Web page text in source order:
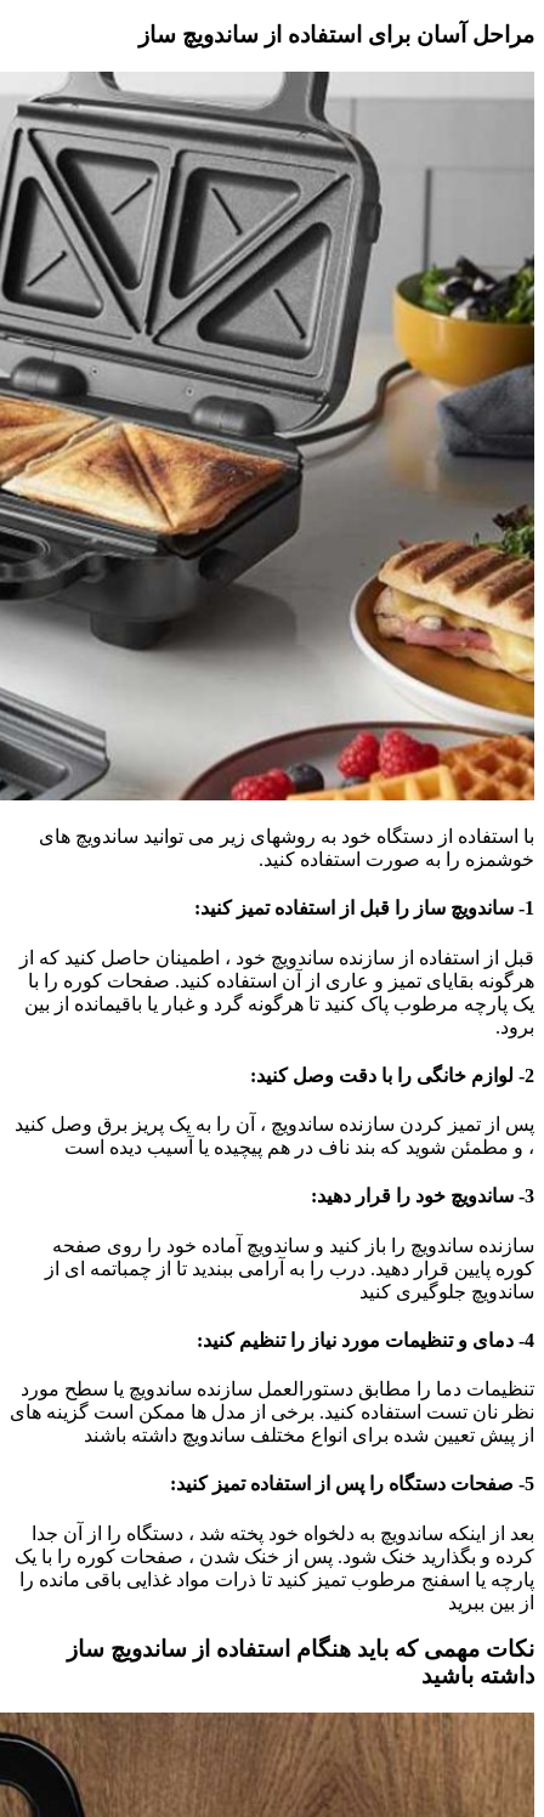
مراحل آسان برای استفاده از ساندویچ ساز
با استفاده از دستگاه خود به روشهای زیر می توانید ساندویچ های
خوشمزه را به صورت استفاده کنید.
1- ساندویچ ساز را قبل از استفاده تمیز کنید:
قبل از استفاده از سازنده ساندویچ خود ، اطمینان حاصل کنید که از
هرگونه بقایای تمیز و عاری از آن استفاده کنید. صفحات کوره را با
یک پارچه مرطوب پاک کنید تا هرگونه گرد و غبار یا باقیمانده از بین
برود.
2- لوازم خانگی را با دقت وصل کنید:
پس از تمیز کردن سازنده ساندویچ ، آن را به یک پریز برق وصل کنید
، و مطمئن شوید که بند ناف در هم پیچیده یا آسیب دیده است
3- ساندویچ خود را قرار دهید:
سازنده ساندویچ را باز کنید و ساندویچ آماده خود را روی صفحه
کوره پایین قرار دهید. درب را به آرامی ببندید تا از چمباتمه ای از
ساندویچ جلوگیری کنید
4- دمای و تنظیمات مورد نیاز را تنظیم کنید:
تنظیمات دما را مطابق دستورالعمل سازنده ساندویچ یا سطح مورد
نظر نان تست استفاده کنید. برخی از مدل ها ممکن است گزینه های
از پیش تعیین شده برای انواع مختلف ساندویچ داشته باشند
5- صفحات دستگاه را پس از استفاده تمیز کنید:
بعد از اینکه ساندویچ به دلخواه خود پخته شد ، دستگاه را از آن جدا
کرده و بگذارید خنک شود. پس از خنک شدن ، صفحات کوره را با یک
پارچه یا اسفنج مرطوب تمیز کنید تا ذرات مواد غذایی باقی مانده را
از بین ببرید
نکات مهمی که باید هنگام استفاده از ساندویچ ساز
داشته باشید